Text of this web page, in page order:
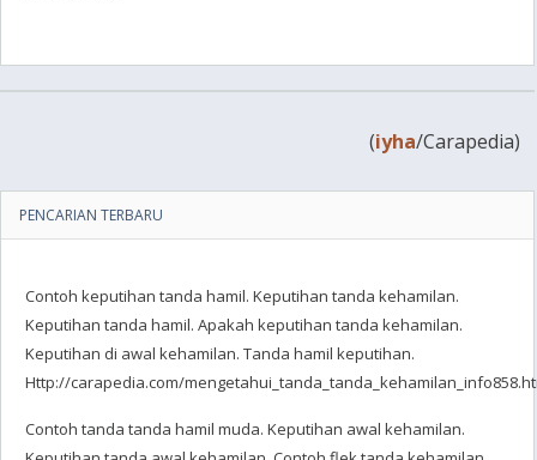
(iyha/Carapedia)
PENCARIAN TERBARU
Contoh keputihan tanda hamil. Keputihan tanda kehamilan.
Keputihan tanda hamil. Apakah keputihan tanda kehamilan.
Keputihan di awal kehamilan. Tanda hamil keputihan.
Http://carapedia.com/
Contoh tanda tanda hamil muda. Keputihan awal kehamilan.